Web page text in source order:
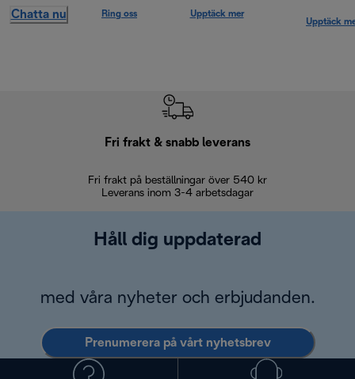
Chatta nu Ring oss Upptäck mer
Upptäck
Fri frakt & snabb leverans
Fri frakt på beställningar över 540 kr
Leverans inom 3-4 arbetsdagar
Håll dig uppdaterad
med våra nyheter och erbjudanden.
Prenumerera på vårt nyhetsbrev